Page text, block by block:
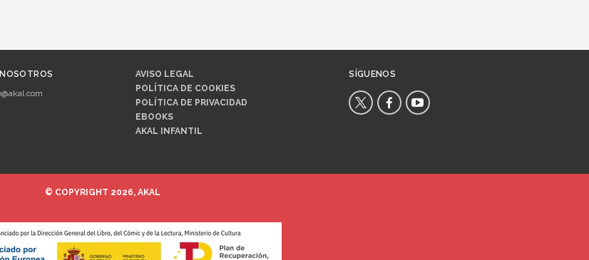
AVISO LEGAL
POLÍTICA DE COOKIES
POLÍTICA DE PRIVACIDAD
EBOOKS
AKAL INFANTIL
SÍGUENOS
© COPYRIGHT 2026, AKAL